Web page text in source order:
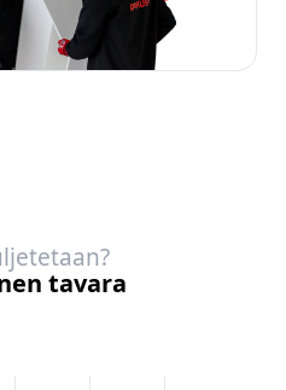
tavara